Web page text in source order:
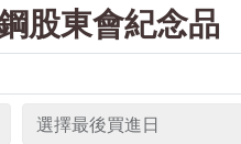
股東會紀念品
選擇最後買進日